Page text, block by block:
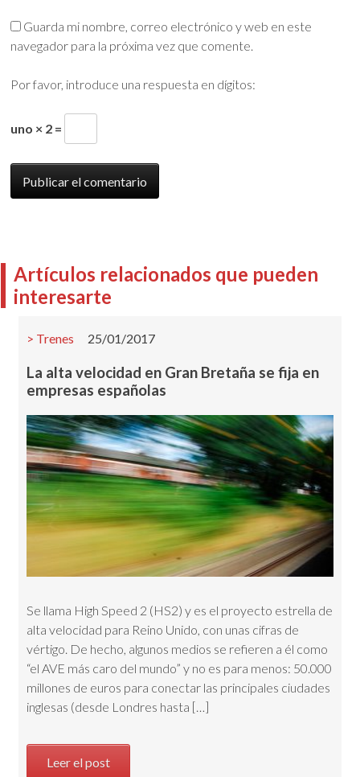
Guarda mi nombre, correo electrónico y web en este
navegador para la próxima vez que comente.
Por favor, introduce una respuesta en dígitos:
uno × 2 =
Artículos relacionados que pueden
interesarte
Trenes 25/01/2017
La alta velocidad en Gran Bretaña se fija en
empresas españolas
Se llama High Speed 2 (HS2) y es el proyecto estrella de
alta velocidad para Reino Unido, con unas cifras de
vértigo. De hecho, algunos medios se refieren a él como
“el AVE más caro del mundo” y no es para menos: 50.000
millones de euros para conectar las principales ciudades
inglesas (desde Londres hasta […]
Leer el post